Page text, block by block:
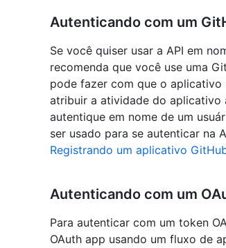
Autenticando com um
Se você quiser usar a API em
recomenda que você use uma
pode fazer com que o aplicativo
atribuir a atividade do aplicativo
autentique em nome de um
ser usado para se autenticar na
Registrando um aplicativo
Autenticando com um
Para autenticar com um token
OAuth app usando um fluxo de